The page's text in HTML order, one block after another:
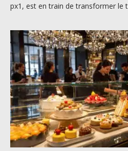
px1, est en train de transformer le